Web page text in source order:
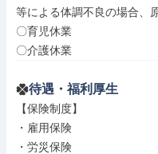
等による体調不良の場合、
〇育児休業
〇介護休業
待遇・福利厚生
【保険制度】
・雇用保険
・労災保険